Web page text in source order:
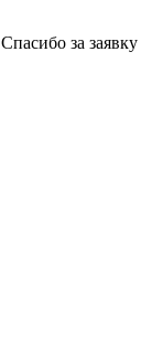
Спасибо за заявку